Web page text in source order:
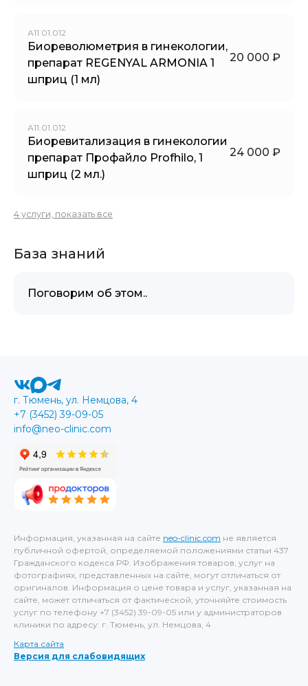
А11.01.012
Биореволюметрия в гинекологии,
препарат REGENYAL ARMONIA 1
шприц (1 мл)
20 000 ₽
А11.01.012
Биоревитализация в гинекологии
препарат Профайло Profhilo, 1
шприц (2 мл.)
24 000 ₽
4 услуги, показать все
База знаний
Поговорим об этом..
Информация, указанная на сайте neo-clinic.com не является
публичной офертой, определяемой положениями статьи 437
Гражданского кодекса РФ. Изображения товаров, услуг на
фотографиях, представленных на сайте, могут отличаться от
оригиналов. Информация о цене товара и услуг, указанная на
сайте, может отличаться от фактической, уточняйте стоимость
услуг по телефону +7 (3452) 39-09-05 или у администраторов
клиники по адресу: г. Тюмень, ул. Немцова, 4
Карта сайта
Версия для слабовидящих
г. Тюмень, ул. Немцова, 4
+7 (3452) 39-09-05
info@neo-clinic.com